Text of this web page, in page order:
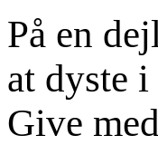
På en
at dyste
Give